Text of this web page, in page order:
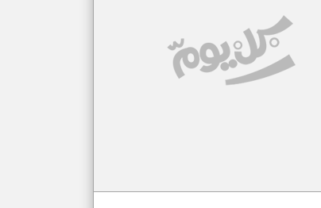
مصادر الأخبار من موريتانيا